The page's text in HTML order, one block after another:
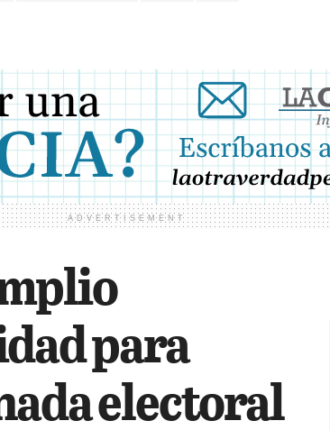
ADVERTISEMENT
para
electoral